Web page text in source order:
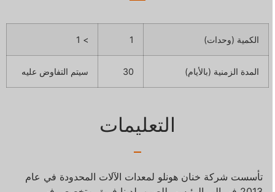
الكمية (وحدات) > 1
المدة الزمنية (بالأيام) 30 سيتم التفاوض عليه
التعليمات
تأسست شركة خنان هونلو لمعدات الآلات المحدودة في عام